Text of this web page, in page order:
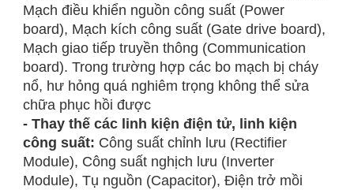
Mạch điều khiển nguồn công suất (Power
board), Mạch kích công suất (Gate drive board),
Mạch giao tiếp truyền thông (Communication
board). Trong trường hợp các bo mạch bị cháy
nổ, hư hỏng quá nghiêm trọng không thể sửa
chữa phục hồi được
- Thay thế các linh kiện điện tử, linh kiện
công suất: Công suất chỉnh lưu (Rectifier
Module), Công suất nghịch lưu (Inverter
Module), Tụ nguồn (Capacitor), Điện trở mồi